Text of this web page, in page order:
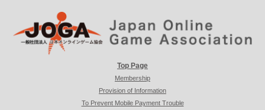
Top Page
Membership
Provision of Information
To Prevent Mobile Payment Trouble